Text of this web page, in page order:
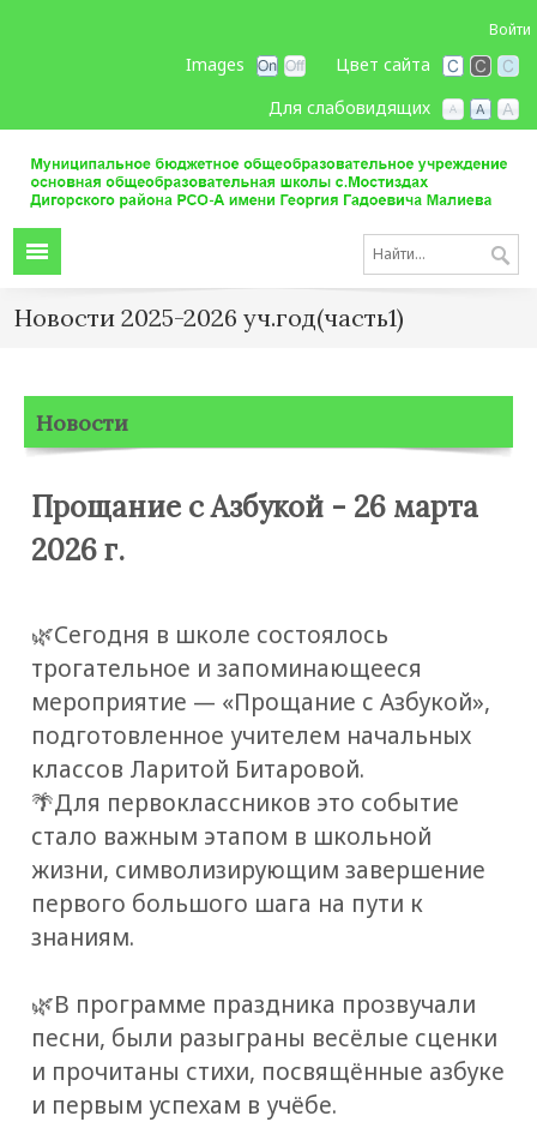
Войти
Цвет сайта
Images
Для слабовидящих
Новости 2025-2026 уч.год(часть1)
Новости
Прощание с Азбукой - 26 марта
2026 г.
🌿Сегодня в школе состоялось
трогательное и запоминающееся
мероприятие — «Прощание с Азбукой»,
подготовленное учителем начальных
классов Ларитой Битаровой.
🌴Для первоклассников это событие
стало важным этапом в школьной
жизни, символизирующим завершение
первого большого шага на пути к
знаниям.
🌿В программе праздника прозвучали
песни, были разыграны весёлые сценки
и прочитаны стихи, посвящённые азбуке
и первым успехам в учёбе.